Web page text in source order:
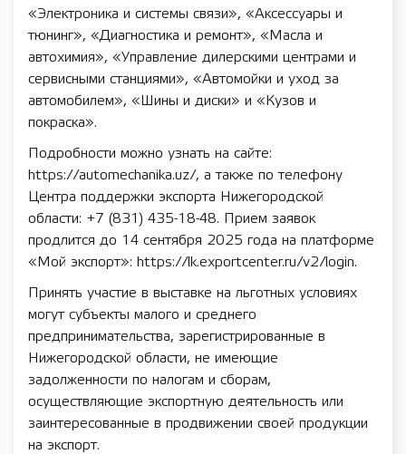
«Электроника и системы связи», «Аксессуары и
тюнинг», «Диагностика и ремонт», «Масла и
автохимия», «Управление дилерскими центрами и
сервисными станциями», «Автомойки и уход за
автомобилем», «Шины и диски» и «Кузов и
покраска».
Подробности можно узнать на сайте:
https://automechanika.uz/, а также по телефону
Центра поддержки экспорта Нижегородской
области: +7 (831) 435-18-48. Прием заявок
продлится до 14 сентября 2025 года на платформе
«Мой экспорт»: https://lk.exportcenter.ru/v2/login.
Принять участие в выставке на льготных условиях
могут субъекты малого и среднего
предпринимательства, зарегистрированные в
Нижегородской области, не имеющие
задолженности по налогам и сборам,
осуществляющие экспортную деятельность или
заинтересованные в продвижении своей продукции
на экспорт.